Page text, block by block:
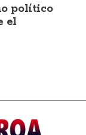
político
el